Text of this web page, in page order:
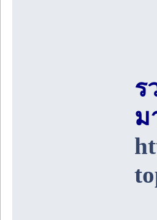
ร
ม